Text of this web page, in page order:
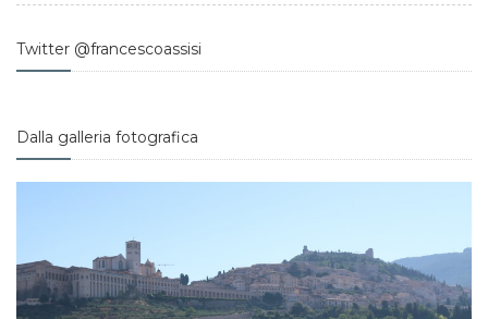
Twitter @francescoassisi
Dalla galleria fotografica